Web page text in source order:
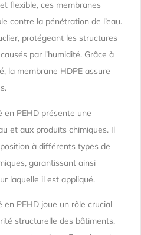
flexible, ces membranes
contre la pénétration de l’eau.
protégeant les structures
par l’humidité. Grâce à
la membrane HDPE assure
en PEHD présente une
et aux produits chimiques. Il
à différents types de
garantissant ainsi
laquelle il est appliqué.
en PEHD joue un rôle crucial
structurelle des bâtiments,